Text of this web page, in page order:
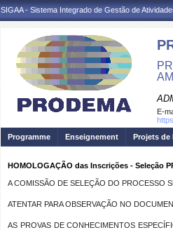
SIGAA - Sistema Integrado de Gestão de
E-
Programme
Enseignement Projets de
HOMOLOGAÇÃO das Inscrições - Seleção
A COMISSÃO DE SELEÇÃO DO PROCESSO
ATENTAR PARA OBSERVAÇÃO NO
AS PROVAS DE CONHECIMENTOS